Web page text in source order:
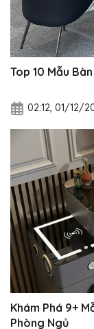
Top 10 Mẫu
02:12, 01/12/
Khám Phá 9+
Phòng Ngủ